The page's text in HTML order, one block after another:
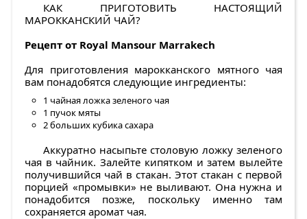
КАК ПРИГОТОВИТЬ НАСТОЯЩИЙ
МАРОККАНСКИЙ ЧАЙ?
Рецепт от Royal Mansour Marrakech
Для приготовления марокканского мятного чая
вам понадобятся следующие ингредиенты:
1 чайная ложка зеленого чая
1 пучок мяты
2 больших кубика сахара
Аккуратно насыпьте столовую ложку зеленого
чая в чайник. Залейте кипятком и затем вылейте
получившийся чай в стакан. Этот стакан с первой
порцией «промывки» не выливают. Она нужна и
понадобится позже, поскольку именно там
сохраняется аромат чая.